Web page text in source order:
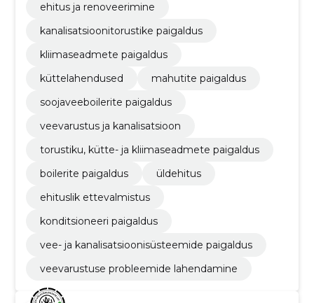
ehitus ja renoveerimine
kanalisatsioonitorustike paigaldus
kliimaseadmete paigaldus
küttelahendused
mahutite paigaldus
soojaveeboilerite paigaldus
veevarustus ja kanalisatsioon
torustiku, kütte- ja kliimaseadmete paigaldus
boilerite paigaldus
üldehitus
ehituslik ettevalmistus
konditsioneeri paigaldus
vee- ja kanalisatsioonisüsteemide paigaldus
veevarustuse probleemide lahendamine